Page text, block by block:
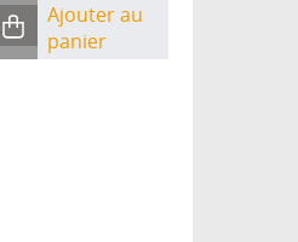
Ajouter au
panier